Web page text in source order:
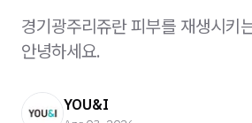
경기광주리쥬란 피부를 재생시
안녕하세요.
YOU&I